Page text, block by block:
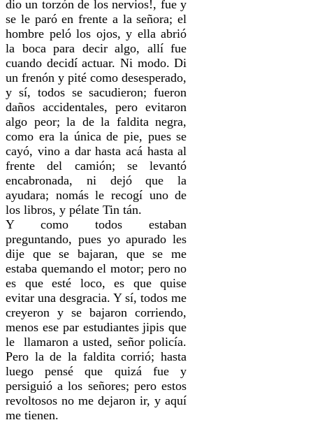
dio un torzón de los nervios!, fue y
se le paró en frente a la señora; el
hombre peló los ojos, y ella abrió
la boca para decir algo, allí fue
cuando decidí actuar. Ni modo. Di
un frenón y pité como desesperado,
y sí, todos se sacudieron; fueron
daños accidentales, pero evitaron
algo peor; la de la faldita negra,
como era la única de pie, pues se
cayó, vino a dar hasta acá hasta al
frente del camión; se levantó
encabronada, ni dejó que la
ayudara; nomás le recogí uno de
los libros, y pélate Tin tán.
Y como todos estaban
preguntando, pues yo apurado les
dije que se bajaran, que se me
estaba quemando el motor; pero no
es que esté loco, es que quise
evitar una desgracia. Y sí, todos me
creyeron y se bajaron corriendo,
menos ese par estudiantes jipis que
le llamaron a usted, señor policía.
Pero la de la faldita corrió; hasta
luego pensé que quizá fue y
persiguió a los señores; pero estos
revoltosos no me dejaron ir, y aquí
me tienen.